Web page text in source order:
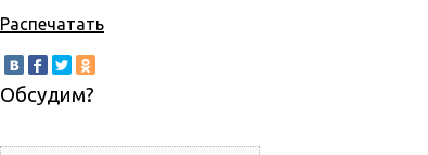
Распечатать
Обсудим?